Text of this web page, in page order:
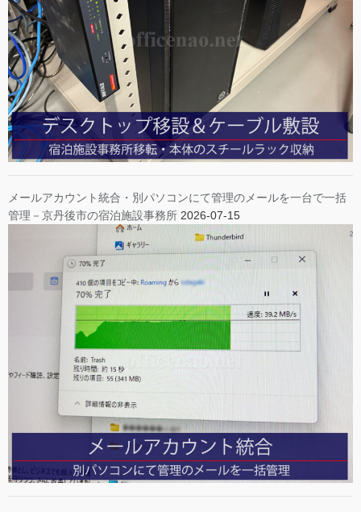
メールアカウント統合・別パソコンにて管理のメールを一台で一括
管理－京丹後市の宿泊施設事務所 2026-07-15